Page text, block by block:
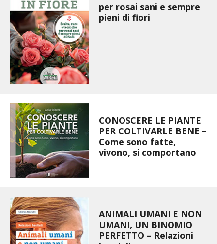
FACEM
STIHL
BLUMEN
NOCCIOLA DI CALABRIA
PELLENC
MEDICINA DEI SEMPLICI
SCONTI NOVEMBRE
COMPO
HUSQVARNA
ZAPI GARDEN
per rosai sani e sempre
pieni di fiori
CONOSCERE LE PIANTE
PER COLTIVARLE BENE –
Come sono fatte,
vivono, si comportano
ANIMALI UMANI E NON
UMANI, UN BINOMIO
PERFETTO – Relazioni